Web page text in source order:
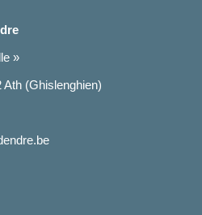
»
(Ghislenghien)